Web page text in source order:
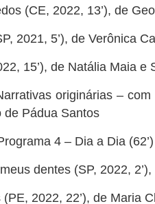
(CE, 2022, 13’), de
2021, 5’), de Verônica
15’), de Natália Maia e
originárias –
de Pádua Santos
4 – Dia a Dia
dentes (SP, 2022,
2022, 22’), de Maria